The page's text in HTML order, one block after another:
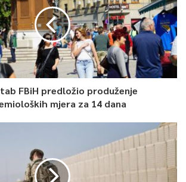
FBiH predložio produženje
mjera za 14 dana